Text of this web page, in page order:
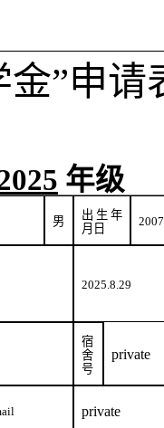
”申请
年级
男
出生年
月日
2025.8.29
宿
舍
号
private
private